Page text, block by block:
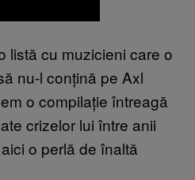
listă cu muzicieni care o
nu-l conțină pe Axl
o compilație întreagă
crizelor lui între anii
o perlă de înaltă